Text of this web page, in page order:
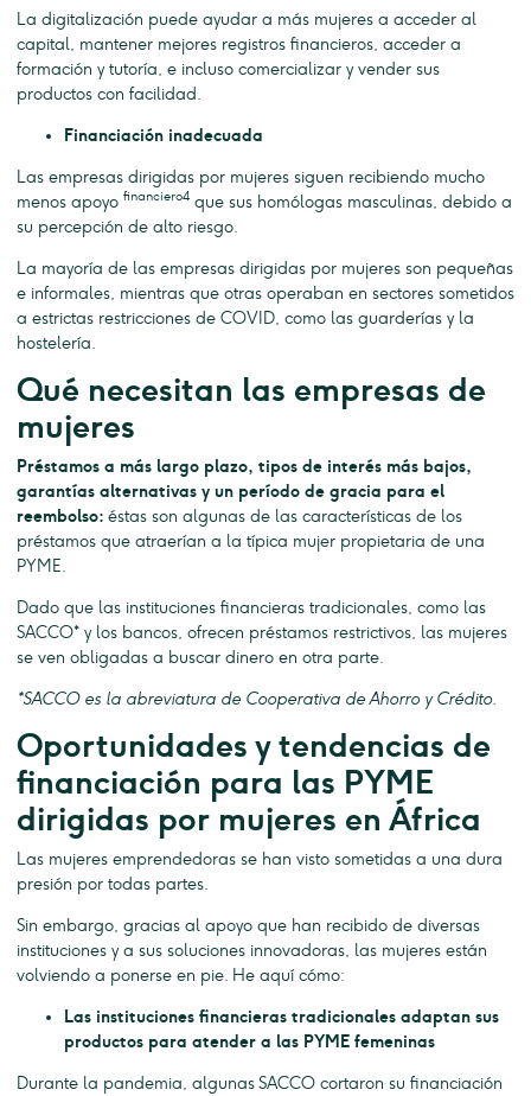
La digitalización puede ayudar a más mujeres a acceder al
capital, mantener mejores registros financieros, acceder a
formación y tutoría, e incluso comercializar y vender sus
productos con facilidad.
Financiación inadecuada
Las empresas dirigidas por mujeres siguen recibiendo mucho
menos apoyo financiero4 que sus homólogas masculinas, debido a
su percepción de alto riesgo.
La mayoría de las empresas dirigidas por mujeres son pequeñas
e informales, mientras que otras operaban en sectores sometidos
a estrictas restricciones de COVID, como las guarderías y la
hostelería.
Qué necesitan las empresas de
mujeres
Préstamos a más largo plazo, tipos de interés más bajos,
garantías alternativas y un período de gracia para el
reembolso: éstas son algunas de las características de los
préstamos que atraerían a la típica mujer propietaria de una
PYME.
Dado que las instituciones financieras tradicionales, como las
SACCO* y los bancos, ofrecen préstamos restrictivos, las mujeres
se ven obligadas a buscar dinero en otra parte.
*SACCO es la abreviatura de Cooperativa de Ahorro y Crédito.
Oportunidades y tendencias de
financiación para las PYME
dirigidas por mujeres en África
Las mujeres emprendedoras se han visto sometidas a una dura
presión por todas partes.
Sin embargo, gracias al apoyo que han recibido de diversas
instituciones y a sus soluciones innovadoras, las mujeres están
volviendo a ponerse en pie. He aquí cómo:
Las instituciones financieras tradicionales adaptan sus
productos para atender a las PYME femeninas
Durante la pandemia, algunas SACCO cortaron su financiación